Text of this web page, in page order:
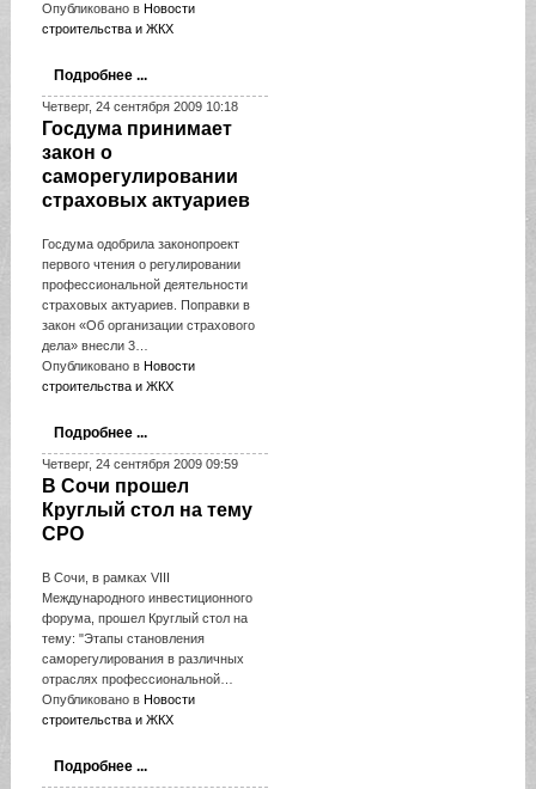
Опубликовано в Новости
строительства и ЖКХ
Подробнее ...
Четверг, 24 сентября 2009 10:18
Госдума принимает
закон о
саморегулировании
страховых актуариев
Госдума одобрила законопроект
первого чтения о регулировании
профессиональной деятельности
страховых актуариев. Поправки в
закон «Об организации страхового
дела» внесли 3…
Опубликовано в Новости
строительства и ЖКХ
Подробнее ...
Четверг, 24 сентября 2009 09:59
В Сочи прошел
Круглый стол на тему
СРО
В Сочи, в рамках VIII
Международного инвестиционного
форума, прошел Круглый стол на
тему: "Этапы становления
саморегулирования в различных
отраслях профессиональной…
Опубликовано в Новости
строительства и ЖКХ
Подробнее ...